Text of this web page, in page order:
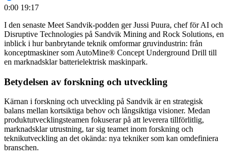
0:00 19:17
I den senaste Meet Sandvik-podden ger Jussi Puura, chef för AI och
Disruptive Technologies på Sandvik Mining and Rock Solutions, en
inblick i hur banbrytande teknik omformar gruvindustrin: från
konceptmaskiner som AutoMine® Concept Underground Drill till
en marknadsklar batterielektrisk maskinpark.
Betydelsen av forskning och utveckling
Kärnan i forskning och utveckling på Sandvik är en strategisk
balans mellan kortsiktiga behov och långsiktiga visioner. Medan
produktutvecklingsteamen fokuserar på att leverera tillförlitlig,
marknadsklar utrustning, tar sig teamet inom forskning och
teknikutveckling an det okända: nya tekniker som kan omdefiniera
branschen.